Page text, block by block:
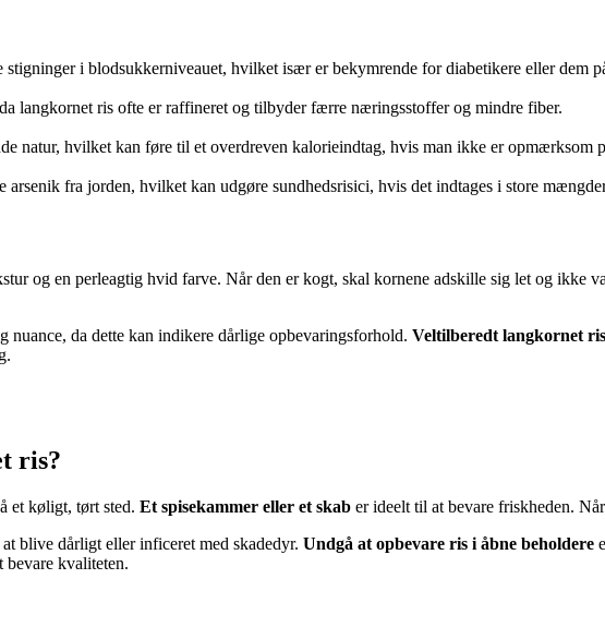
stigninger i blodsukkerniveauet, hvilket især er bekymrende for diabetikere eller dem
langkornet ris ofte er raffineret og tilbyder færre næringsstoffer og mindre fiber.
natur, hvilket kan føre til et overdreven kalorieindtag, hvis man ikke er opmærksom
arsenik fra jorden, hvilket kan udgøre sundhedsrisici, hvis det indtages i store
og en perleagtig hvid farve. Når den er kogt, skal kornene adskille sig let og ikke
da dette kan indikere dårlige opbevaringsforhold. Veltilberedt langkornet
ris?
et køligt, tørt sted. Et spisekammer eller et skab er ideelt til at bevare friskheden.
blive dårligt eller inficeret med skadedyr. Undgå at opbevare ris i åbne beholdere
kvaliteten.